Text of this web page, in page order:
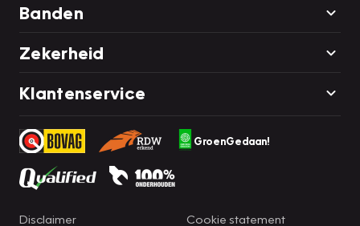
Banden
Zekerheid
Klantenservice
GroenGedaan!
Disclaimer Cookie statement